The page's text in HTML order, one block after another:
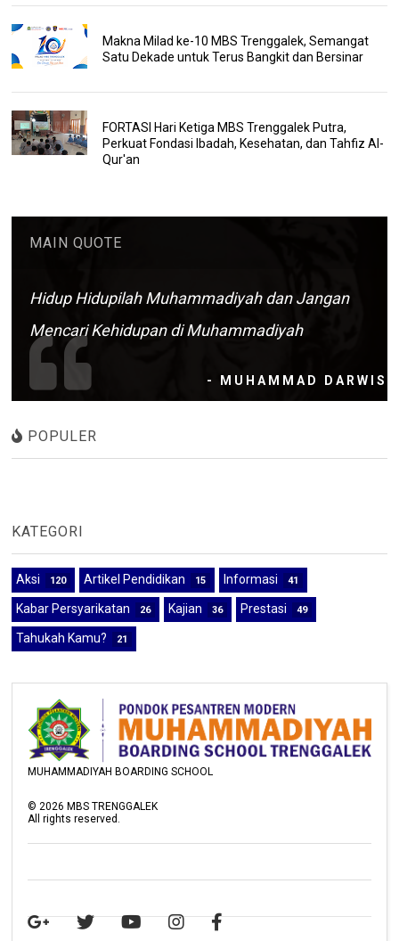
Makna Milad ke-10 MBS Trenggalek, Semangat
Satu Dekade untuk Terus Bangkit dan Bersinar
FORTASI Hari Ketiga MBS Trenggalek Putra,
Perkuat Fondasi Ibadah, Kesehatan, dan Tahfiz Al-
Qur'an
MAIN QUOTE
Hidup Hidupilah Muhammadiyah dan Jangan
Mencari Kehidupan di Muhammadiyah
- MUHAMMAD DARWIS
POPULER
KATEGORI
Aksi 120 Artikel Pendidikan 15 Informasi 41
Kabar Persyarikatan 26 Kajian 36 Prestasi 49
Tahukah Kamu? 21
MUHAMMADIYAH BOARDING SCHOOL
© 2026 MBS TRENGGALEK
All rights reserved.